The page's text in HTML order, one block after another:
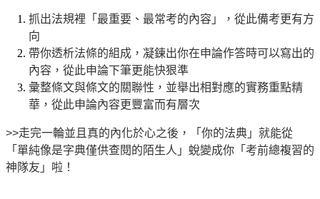
抓出法規裡「最重要、最常考的內容」，從此備考更有方
向
帶你透析法條的組成，凝鍊出你在申論作答時可以寫出的
內容，從此申論下筆更能快狠準
彙整條文與條文的關聯性，並舉出相對應的實務重點精
華，從此申論內容更豐富而有層次
>>走完一輪並且真的內化於心之後，「你的法典」就能從
「單純像是字典僅供查閱的陌生人」蛻變成你「考前總複習的
神隊友」啦！